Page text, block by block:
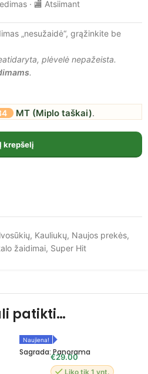
· 🏬 Atsiimant
„nesužaidė“, grąžinkite be
plėvelė nepažeista.
.
MT (Miplo taškai).
Į krepšelį
, Kauliukų, Naujos prekės,
žaidimai, Super Hit
patikti…
Naujiena!
Žaidimo papildymas
Sagrada: Panorama
€29.00
Liko tik 1 vnt.